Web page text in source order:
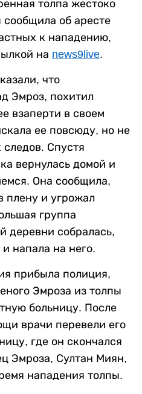
толпа жестоко
сообщила об аресте
к нападению,
на news9live.
что
Эмроз, похитил
взаперти в своем
ее повсюду, но не
следов. Спустя
вернулась домой и
Она сообщила,
плену и угрожал
группа
деревни собралась,
напала на него.
прибыла полиция,
Эмроза из толпы
больницу. После
врачи перевели его
где он скончался
Эмроза, Султан Миян,
нападения толпы.